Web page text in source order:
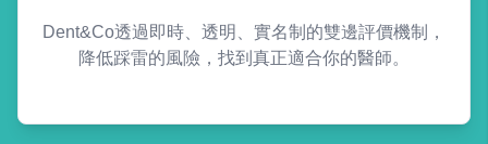
Dent&Co透過即時、透明、實名制的雙邊評價機制，
降低踩雷的風險，找到真正適合你的醫師。